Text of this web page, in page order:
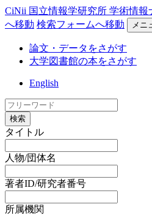
CiNii 国立情報学研究所 学術情
へ移動 検索フォームへ移動 メニ
論文・データをさがす
大学図書館の本をさがす
English
検索
タイトル
人物/団体名
著者ID/研究者番号
所属機関